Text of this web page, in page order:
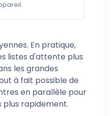
En pratique,
listes d'attente plus
les grandes
à fait possible de
en parallèle pour
rapidement.